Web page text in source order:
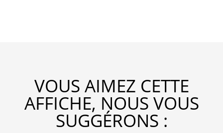
VOUS AIMEZ CETTE
AFFICHE, NOUS VOUS
SUGGÉRONS :